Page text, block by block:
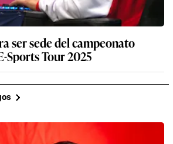
ser sede del campeonato
Sports Tour 2025